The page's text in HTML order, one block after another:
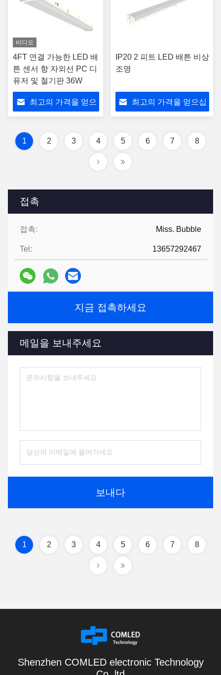
접촉
접촉: Miss. Bubble
Tel: 13657292467
지금 접촉하세요
메일을 보내주세요
보내다
비디오
4FT 연결 가능한 LED 배
튼 센서 항 자외선 PC 디
퓨저 및 철기판 36W
최고의 가격을 얻으
IP20 2 피트 LED 배튼 비상
조명
최고의 가격을 얻으십
1 2 3 4 5 6 7 8
1 2 3 4 5 6 7 8
Shenzhen COMLED electronic Technology